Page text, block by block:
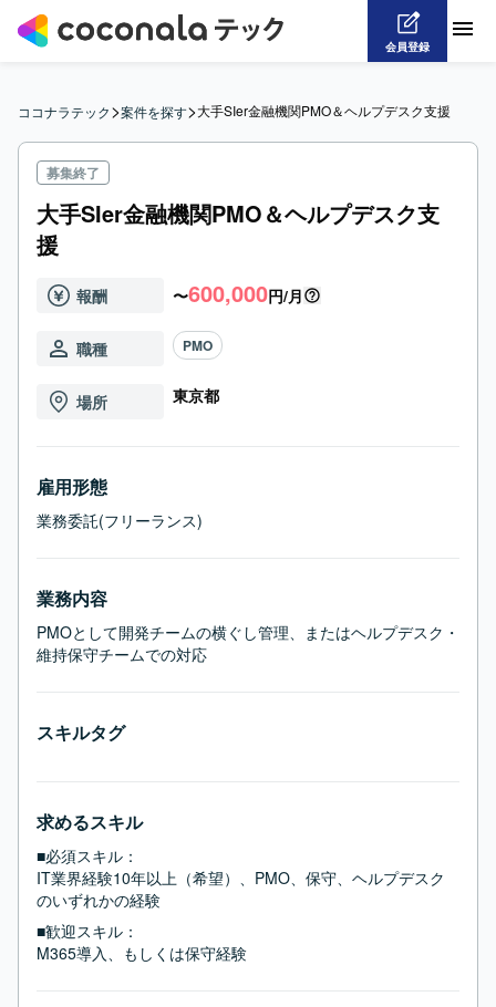
会員登録
ココナラテック>案件を探す>大手SIer金融機関PMO＆ヘルプデスク支援
募集終了
大手SIer金融機関PMO＆ヘルプデスク支
援
報酬 〜600,000円/月
職種 PMO
場所 東京都
雇用形態
業務委託(フリーランス)
業務内容
PMOとして開発チームの横ぐし管理、またはヘルプデスク・
維持保守チームでの対応
スキルタグ
求めるスキル
■必須スキル：
IT業界経験10年以上（希望）、PMO、保守、ヘルプデスク
のいずれかの経験
■歓迎スキル：
M365導入、もしくは保守経験